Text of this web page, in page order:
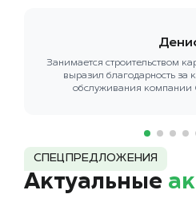
Занимается строительством
выразил благодарность за
обслуживания компании
СПЕЦПРЕДЛОЖЕНИЯ
Актуальные